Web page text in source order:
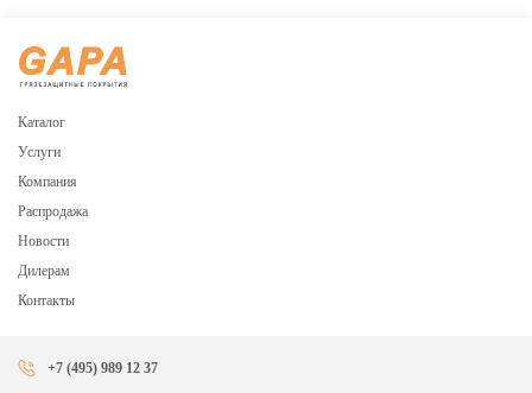
Каталог
Услуги
Компания
Распродажа
Новости
Дилерам
Контакты
+7 (495) 989 12 37